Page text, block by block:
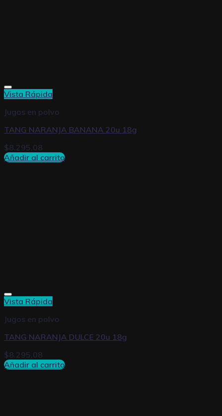
Vista Rápida
Jugos en polvo
TANG NARANJA BANANA 20u 18g
$8.295,08
Añadir al carrito
Vista Rápida
Jugos en polvo
TANG NARANJA DULCE 20u 18g
$8.295,08
Añadir al carrito